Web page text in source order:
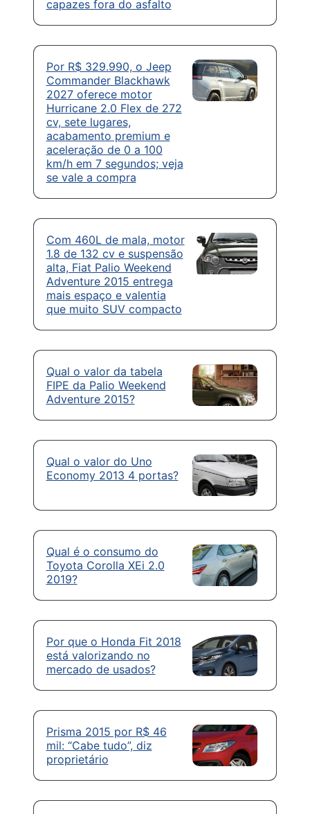
capazes fora do asfalto
Por R$ 329.990, o Jeep
Commander Blackhawk
2027 oferece motor
Hurricane 2.0 Flex de 272
cv, sete lugares,
acabamento premium e
aceleração de 0 a 100
km/h em 7 segundos; veja
se vale a compra
Com 460L de mala, motor
1.8 de 132 cv e suspensão
alta, Fiat Palio Weekend
Adventure 2015 entrega
mais espaço e valentia
que muito SUV compacto
Qual o valor da tabela
FIPE da Palio Weekend
Adventure 2015?
Qual o valor do Uno
Economy 2013 4 portas?
Qual é o consumo do
Toyota Corolla XEi 2.0
2019?
Por que o Honda Fit 2018
está valorizando no
mercado de usados?
Prisma 2015 por R$ 46
mil: “Cabe tudo”, diz
proprietário